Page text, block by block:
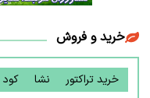
خرید و فروش
خرید تراکتور نشا کود